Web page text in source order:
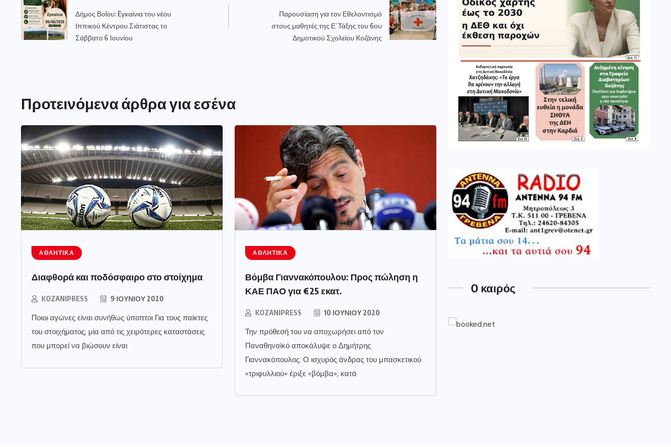
Δήμος Βοΐου: Eγκαίνια του νέου
Ιππικού Κέντρου Σιάτιστας το
Σάββατο 6 Ιουνίου
Παρουσίαση για τον Εθελοντισμό
στους μαθητές της Ε΄Τάξης του 6ου
Δημοτικού Σχολείου Κοζάνης
Προτεινόμενα άρθρα για εσένα
ΑΘΛΗΤΙΚΆ
Διαφθορά και ποδόσφαιρο στο στοίχημα
KOZANIPRESS 9 ΙΟΥΝΊΟΥ 2020
Ποιοι αγώνες είναι συνήθως ύποπτοι Για τους παίκτες
του στοιχήματος, μία από τις χειρότερες καταστάσεις
που μπορεί να βιώσουν είναι
ΑΘΛΗΤΙΚΆ
Βόμβα Γιαννακόπουλου: Προς πώληση η
ΚΑΕ ΠΑΟ για €25 εκατ.
KOZANIPRESS 10 ΙΟΥΝΊΟΥ 2020
Την πρόθεσή του να αποχωρήσει από τον
Παναθηναϊκό αποκάλυψε ο Δημήτρης
Γιαννακόπουλος. Ο ισχυρός άνδρας του μπασκετικού
«τριφυλλιού» έριξε «βόμβα», κατά
O καιρός